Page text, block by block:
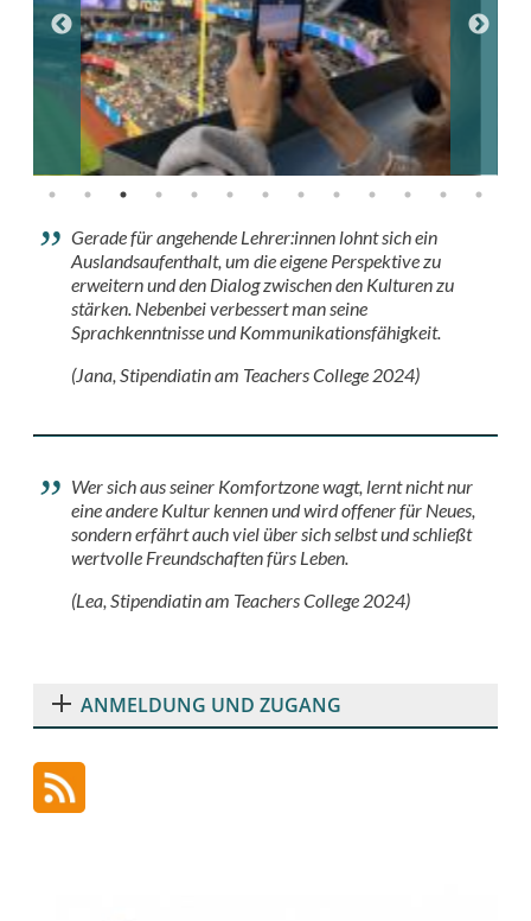
Gerade für angehende Lehrer:innen lohnt sich ein
Auslandsaufenthalt, um die eigene Perspektive zu
erweitern und den Dialog zwischen den Kulturen zu
stärken. Nebenbei verbessert man seine
Sprachkenntnisse und Kommunikationsfähigkeit.
(Jana, Stipendiatin am Teachers College 2024)
Wer sich aus seiner Komfortzone wagt, lernt nicht nur
eine andere Kultur kennen und wird offener für Neues,
sondern erfährt auch viel über sich selbst und schließt
wertvolle Freundschaften fürs Leben.
(Lea, Stipendiatin am Teachers College 2024)
ANMELDUNG UND ZUGANG